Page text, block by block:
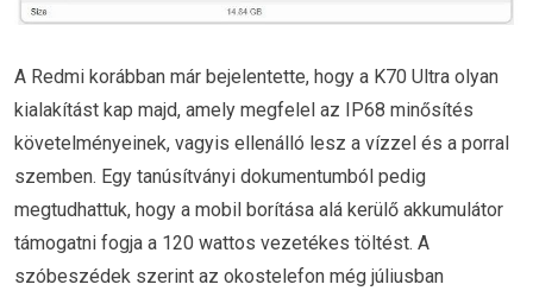
A Redmi korábban már bejelentette, hogy a K70 Ultra olyan
kialakítást kap majd, amely megfelel az IP68 minősítés
követelményeinek, vagyis ellenálló lesz a vízzel és a porral
szemben. Egy tanúsítványi dokumentumból pedig
megtudhattuk, hogy a mobil borítása alá kerülő akkumulátor
támogatni fogja a 120 wattos vezetékes töltést. A
szóbeszédek szerint az okostelefon még júliusban